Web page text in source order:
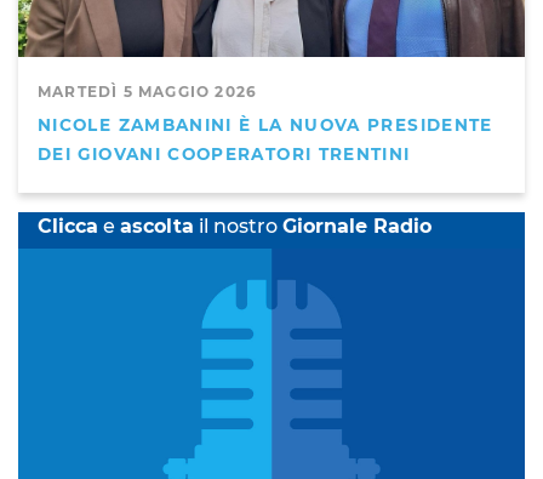
MARTEDÌ 5 MAGGIO 2026
NICOLE ZAMBANINI È LA NUOVA PRESIDENTE
DEI GIOVANI COOPERATORI TRENTINI
Clicca e ascolta il nostro Giornale Radio